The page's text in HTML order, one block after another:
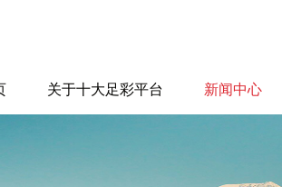
关于十大足彩平台 新闻中心